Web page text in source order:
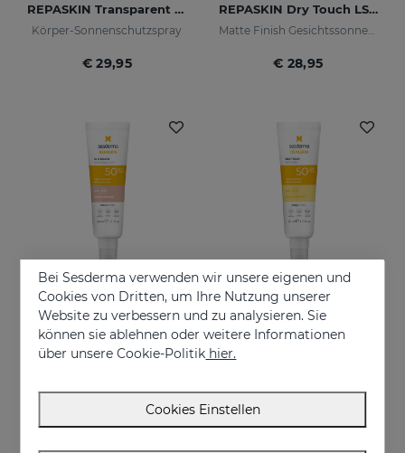
REPASKIN Transparent Spray LSF50
Körper-Sonnenschutzspray
€ 29,95
REPASKIN Dry Touch LSF50+
Matte Finish Gesichtssonnencreme
€ 28,95
In den Warenkorb
REPASKIN Silk Touch Color LSF50
In den Warenkorb
Bei Sesderma verwenden wir unsere eigenen und
Cookies von Dritten, um Ihre Nutzung unserer
Website zu verbessern und zu analysieren. Sie
können sie ablehnen oder weitere Informationen
über unsere Cookie-Politik hier.
Cookies Einstellen